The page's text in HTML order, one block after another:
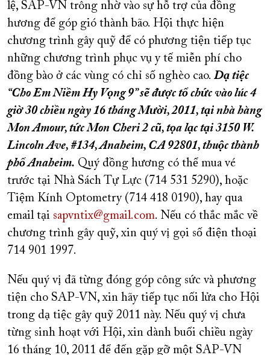
lệ, SAP-VN trông nhờ vào sự hỗ trợ của đồng
hương để góp gió thành bão. Hội thực hiện
chương trình gây quỹ để có phương tiện tiếp tục
những chương trình phục vụ y tế miễn phí cho
đồng bào ở các vùng có chỉ số nghèo cao. Dạ tiệc
“Cho Em Niềm Hy Vọng 9” sẽ được tổ chức vào lúc 4
giờ 30 chiều ngày 16 tháng Mười, 2011, tại nhà hàng
Mon Amour, tức Mon Cheri 2 cũ, tọa lạc tại 3150 W.
Lincoln Ave, #134, Anaheim, CA 92801, thuộc thành
phố Anaheim. Quý đồng hương có thể mua vé
trước tại Nhà Sách Tự Lực (714 531 5290), hoặc
Tiệm Kính Optometry (714 418 0190), hay qua
email tại sapvntix@gmail.com. Nếu có thắc mắc về
chương trình gây quỹ, xin quý vị gọi số điện thoại
714 901 1997.
Nếu quý vị đã từng đóng góp công sức và phương
tiện cho SAP-VN, xin hãy tiếp tục nối lửa cho Hội
trong dạ tiệc gây quỹ 2011 này. Nếu quý vị chưa
từng sinh hoạt với Hội, xin dành buổi chiều ngày
16 tháng 10, 2011 để đến gặp gỡ một SAP-VN